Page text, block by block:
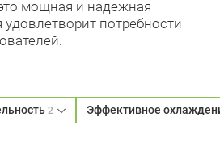
мощная и надежная
удовлетворит потребности
2 Эффективное